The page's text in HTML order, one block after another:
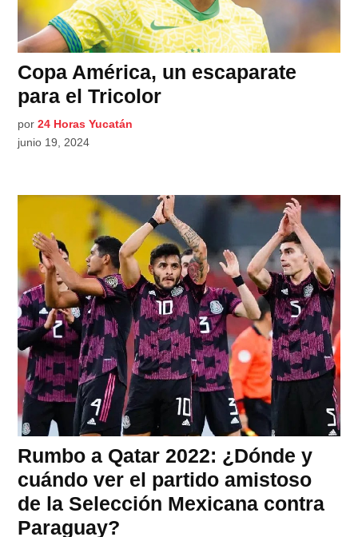
Copa América, un escaparate
para el Tricolor
por 24 Horas Yucatán
junio 19, 2024
Rumbo a Qatar 2022: ¿Dónde y
cuándo ver el partido amistoso
de la Selección Mexicana contra
Paraguay?